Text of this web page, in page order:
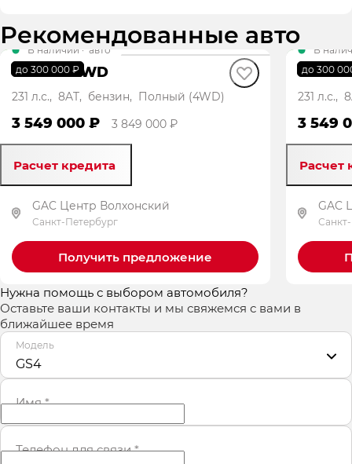
Рекомендованные авто
до 300 000 ₽
В наличии · авто
GS4 GL AWD
231 л.с., 8AT, бензин, Полный (4WD)
3 549 000 ₽ 3 849 000 ₽
Расчет кредита
GAC Центр Волхонский
Санкт-Петербург
Получить предложение
до 300
В
GS4
231 л.с.,
3 549
Расчет
GAC
Нужна помощь с выбором автомобиля?
Оставьте ваши контакты и мы свяжемся с вами в
ближайшее время
Модель
GS4
Имя*
Телефон для связи*